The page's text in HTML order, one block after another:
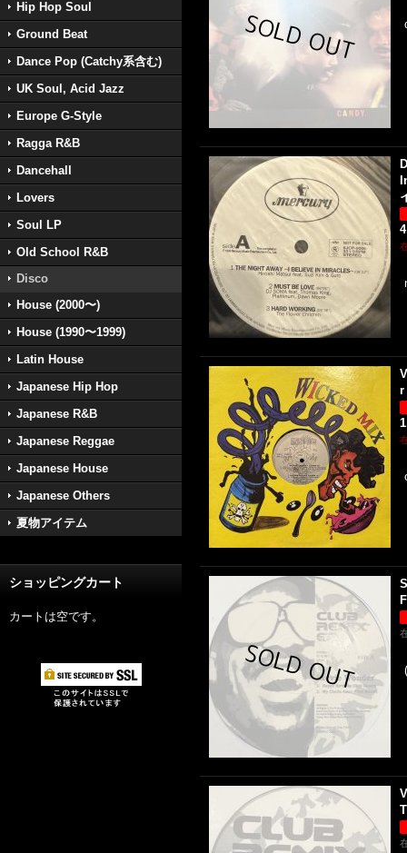
Hip Hop Soul
Ground Beat
Dance Pop (Catchy系含む)
UK Soul, Acid Jazz
Europe G-Style
Ragga R&B
Dancehall
Lovers
Soul LP
Old School R&B
Disco
House (2000〜)
House (1990〜1999)
Latin House
Japanese Hip Hop
Japanese R&B
Japanese Reggae
Japanese House
Japanese Others
夏物アイテム
ショッピングカート
カートは空です。
r